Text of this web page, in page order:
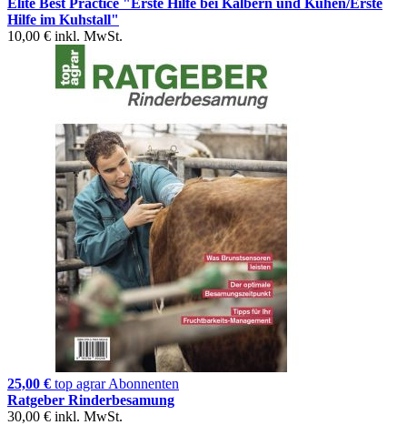
Hilfe im Kuhstall"
10,00 € inkl. MwSt.
25,00 € top agrar Abonnenten
Ratgeber Rinderbesamung
30,00 € inkl. MwSt.